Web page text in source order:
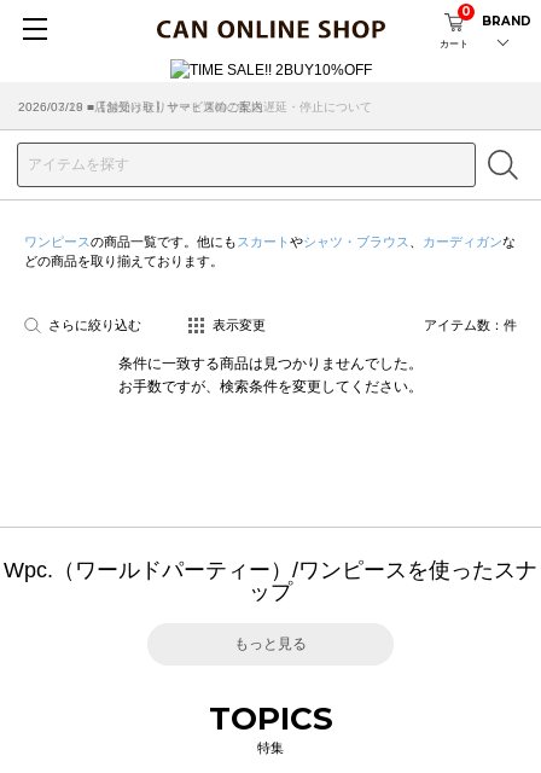
カート
0
BRAND
2026/07/29 ■【お知らせ】ヤマト運輸の配送遅延・停止について
2026/03/18 ■店舗受け取りサービスのご案内
ワンピースの商品一覧です。他にも スカート やシャツ・ブラウス カーディガンな
どの商品を取り揃えております。
さらに絞り込む 表示変更 アイテム数： 件
条件に一致する商品は見つかりませんでした。
お手数ですが、検索条件を変更してください。
Wpc.（ワールドパーティー）/ワンピースを使ったスナ
ップ
もっと見る
TOPICS
特集